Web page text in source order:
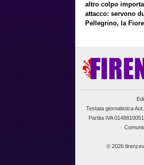
altro colpo
attacco: servono
Pellegrino, la
Testata giornalistica
Partita IVA
© 2026